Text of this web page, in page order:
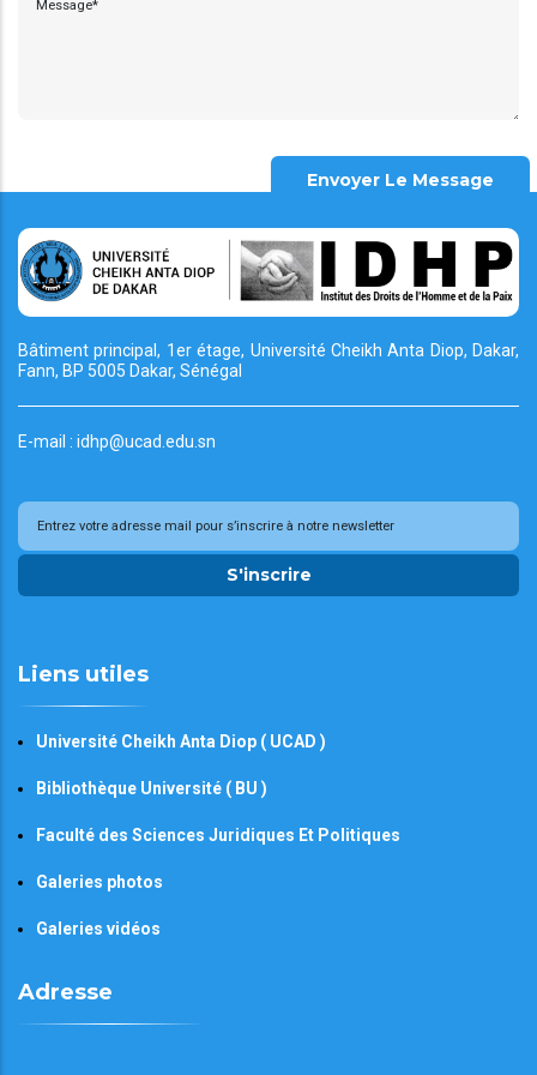
Bâtiment principal, 1er étage, Université CheikhAnta Diop, Dakar,
Fann, BP 5005 Dakar, Sénégal
E-mail : idhp@ucad.edu.sn
S'inscrire
Liens utiles
Université Cheikh Anta Diop ( UCAD )
Bibliothèque Université ( BU )
Faculté des Sciences Juridiques Et Politiques
Galeries photos
Galeries vidéos
Adresse